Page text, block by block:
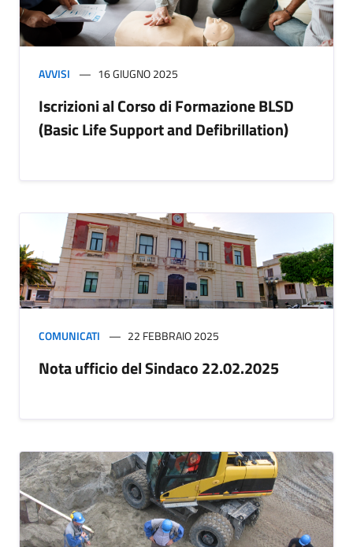
AVVISI 16 GIUGNO 2025
Iscrizioni al Corso di Formazione BLSD
(Basic Life Support and Defibrillation)
COMUNICATI 22 FEBBRAIO 2025
Nota ufficio del Sindaco 22.02.2025